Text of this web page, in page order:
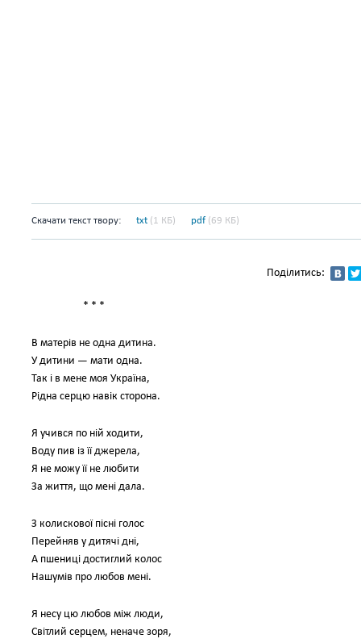
Скачати текст твору: txt (1 КБ) pdf (69 КБ)
Поділитись:
* * *
В матерів не одна дитина.
У дитини — мати одна.
Так і в мене моя Україна,
Рідна серцю навік сторона.
Я учився по ній ходити,
Воду пив із її джерела,
Я не можу її не любити
За життя, що мені дала.
З колискової пісні голос
Перейняв у дитячі дні,
А пшениці достиглий колос
Нашумів про любов мені.
Я несу цю любов між люди,
Світлий серцем, неначе зоря,